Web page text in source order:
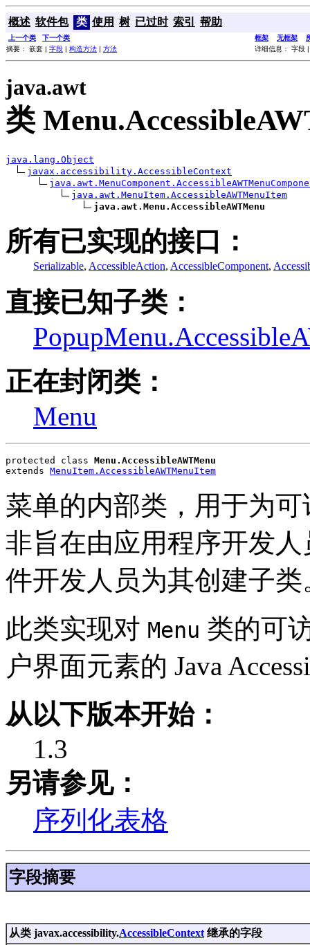
概述 软件包 类 使用 树 已过时 索引 帮助
上一个类 下一个类 框架 无框架
摘要： 嵌套 | 字段 | 构造方法 | 方法 详细信息： 字段
java.awt
类
java.lang.Object
javax.accessibility.AccessibleContext
java.awt.MenuItem.AccessibleAWTMenuItem
java.awt.Menu.AccessibleAWTMenu
所有已实现的接口：
Serializable, AccessibleAction, AccessibleComponent,
直接已知子类：
正在封闭类：
Menu
protected class Menu.AccessibleAWTMenu
extends MenuItem.AccessibleAWTMenuItem
菜单的内部类，用于为
非旨在由应用程序开发
件开发人员为其创建子类
此类实现对 Menu 类的可
户界面元素的 Java
从以下版本开始：
1.3
另请参见：
序列化表格
字段摘要
从类 javax.accessibility.AccessibleContext 继承的字段